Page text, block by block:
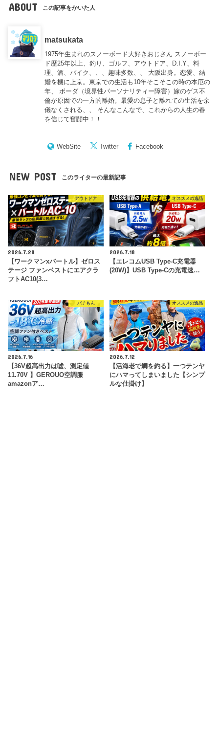
ABOUT この記事をかいた人
matsukata
1975年生まれのスノーボード大好きおじさん スノーボー
ド歴25年以上、釣り、ゴルフ、アウトドア、D.I.Y、料
理、酒、バイク、、、趣味多数、、 大阪出身。恋愛、結
婚を機に上京。東京での生活も10年そこそこの時の本厄の
年、 ボーダ（境界性パーソナリティー障害）嫁のゲス不
倫が原因での一方的離婚。最愛の息子と離れての生活を余
儀なくされる、、 そんなこんなで、これからの人生の春
を信じて奮闘中！！
WebSite Twitter Facebook
NEW POST このライターの最新記事
アウトドア
2026.7.28
【ワークマンxバートル】ゼロス
テージ ファンベストにエアクラ
フトAC10(3…
オススメの逸品
2026.7.18
【エレコムUSB Type-C充電器
(20W)】USB Type-Cの充電速…
パチもん
2026.7.16
【36V超高出力は嘘、測定値
11.70V 】GEROUO空調服
amazonア…
オススメの逸品
2026.7.12
【活海老で鯛を釣る】一つテンヤ
にハマってしまいました【シンプ
ルな仕掛け】